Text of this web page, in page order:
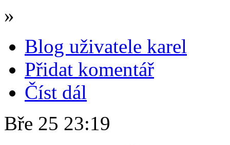
»
Blog uživatele karel
Přidat komentář
Číst dál
Bře 25 23:19